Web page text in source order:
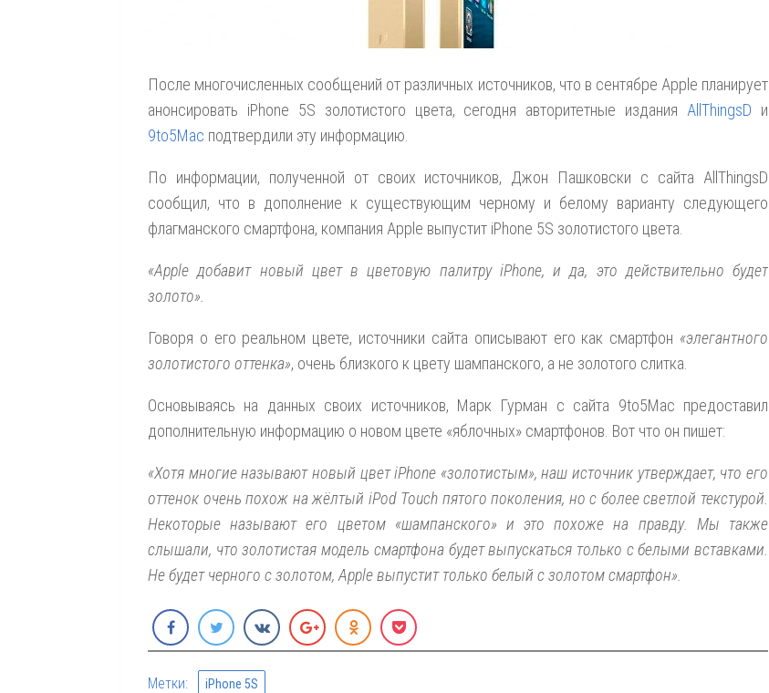
После многочисленных сообщений от различных источников, что в сентябре Apple планирует
анонсировать iPhone 5S золотистого цвета, сегодня авторитетные издания AllThingsD и
9to5Mac подтвердили эту информацию.
По информации, полученной от своих источников, Джон Пашковски с сайта AllThingsD
сообщил, что в дополнение к существующим черному и белому варианту следующего
флагманского смартфона, компания Apple выпустит iPhone 5S золотистого цвета.
«Apple добавит новый цвет в цветовую палитру iPhone, и да, это действительно будет
золото».
Говоря о его реальном цвете, источники сайта описывают его как смартфон «элегантного
золотистого оттенка», очень близкого к цвету шампанского, а не золотого слитка.
Основываясь на данных своих источников, Марк Гурман с сайта 9to5Mac предоставил
дополнительную информацию о новом цвете «яблочных» смартфонов. Вот что он пишет:
«Хотя многие называют новый цвет iPhone «золотистым», наш источник утверждает, что его
оттенок очень похож на жёлтый iPod Touch пятого поколения, но с более светлой текстурой.
Некоторые называют его цветом «шампанского» и это похоже на правду. Мы также
слышали, что золотистая модель смартфона будет выпускаться только с белыми вставками.
Не будет черного с золотом, Apple выпустит только белый с золотом смартфон».
Метки: iPhone 5S